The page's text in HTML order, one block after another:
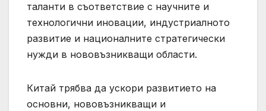
таланти в съответствие с научните и
технологични иновации, индустриалното
развитие и националните стратегически
нужди в нововъзникващи области.
Китай трябва да ускори развитието на
основни, нововъзникващи и